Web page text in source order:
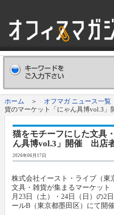
ホーム
会社概要Company
新聞購読申し込みSubscribe
オフマガニュース
業界情報リンク集
ホーム ＞ オフマガ ニュース一覧
貨のマーケット「にゃん具博vol.3
猫をモチーフにした文具
ん具博vol.3」開催 出店
2026年06月17日
株式会社イースト・ライブ（東
文具・雑貨が集まるマーケット
月23日（土）・24日（日）の2
ールB（東京都墨田区）にて開